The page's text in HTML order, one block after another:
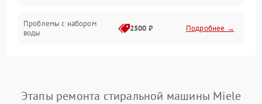
Проблемы с набором
воды
2500 ₽ Подробнее →
Замена платы управления Подробнее →
Этапы ремонта стиральной машины Miele